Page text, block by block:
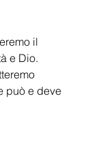
il
e Dio.
può e deve